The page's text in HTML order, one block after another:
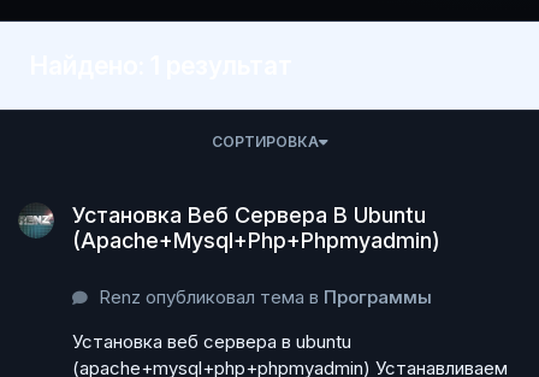
СОРТИРОВКА
Установка Веб Сервера В Ubuntu
(Apache+Mysql+Php+Phpmyadmin)
Renz опубликовал тема в Программы
Установка веб сервера в ubuntu
(apache+mysql+php+phpmyadmin) Устанавливаем